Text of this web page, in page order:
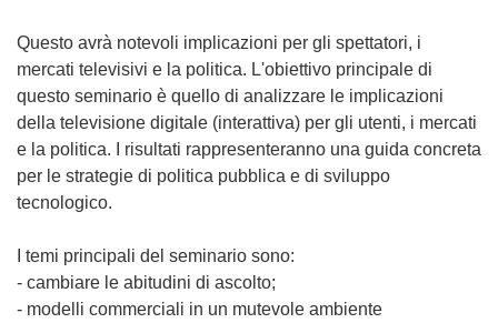
Questo avrà notevoli implicazioni per gli spettatori, i
mercati televisivi e la politica. L'obiettivo principale di
questo seminario è quello di analizzare le implicazioni
della televisione digitale (interattiva) per gli utenti, i mercati
e la politica. I risultati rappresenteranno una guida concreta
per le strategie di politica pubblica e di sviluppo
tecnologico.
I temi principali del seminario sono:
- cambiare le abitudini di ascolto;
- modelli commerciali in un mutevole ambiente